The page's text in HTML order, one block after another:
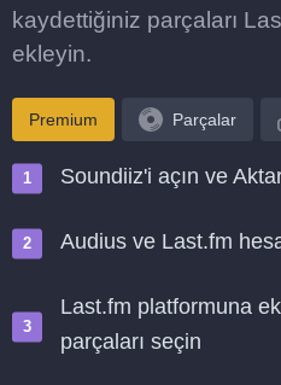
kaydettiğiniz parçaları
ekleyin.
Premium Parçalar
Soundiiz'i açın ve
Audius ve Last.fm
Last.fm platformuna
parçaları seçin